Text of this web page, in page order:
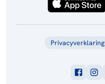
Privacyverklaring